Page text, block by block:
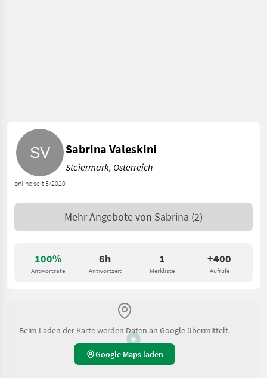
100%
Antwortrate
6h
Antwortzeit
1
Merkliste
+400
Aufrufe
online seit 3/2020
Sabrina Valeskini
Steiermark, Österreich
Mehr Angebote von Sabrina (2)
Beim Laden der Karte werden Daten an Google übermittelt.
Google Maps laden